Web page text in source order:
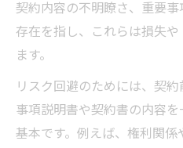
不動産取引で気を
大阪府で求められ
あんこ業者など仲
契約内容の不明瞭さ、重要
存在を指し、これらは損失
ます。
リスク回避のためには、契
事項説明書や契約書の内容
基本です。例えば、権利関